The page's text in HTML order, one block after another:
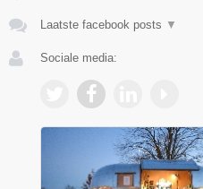
Laatste facebook posts ▼
Sociale media: